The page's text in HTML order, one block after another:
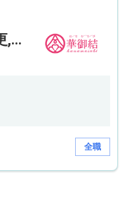
華御結高級廚師 (早更,中央廚房)*底薪可達20k* (5天工作週)
全職